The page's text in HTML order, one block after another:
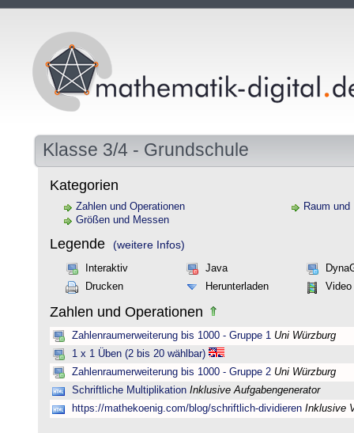
Klasse 3/4 - Grundschule
Kategorien
Zahlen und Operationen
Raum und
Größen und Messen
Legende (weitere Infos)
Interaktiv Java
Drucken
Herunterladen Video
Zahlen und Operationen
Zahlenraumerweiterung bis 1000 - Gruppe 1 Uni Würzburg
1 x 1 Üben (2 bis 20 wählbar)
Zahlenraumerweiterung bis 1000 - Gruppe 2 Uni Würzburg
Schriftliche Multiplikation Inklusive Aufgabengenerator
https://mathekoenig.com/blog/schriftlich-dividieren Inklusive